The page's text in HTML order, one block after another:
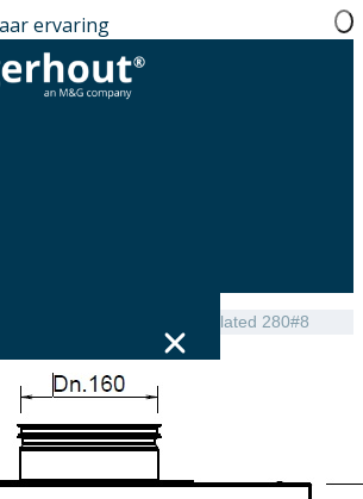
ervaring
Hybalans+ Manifold 160 Insulated 280#8